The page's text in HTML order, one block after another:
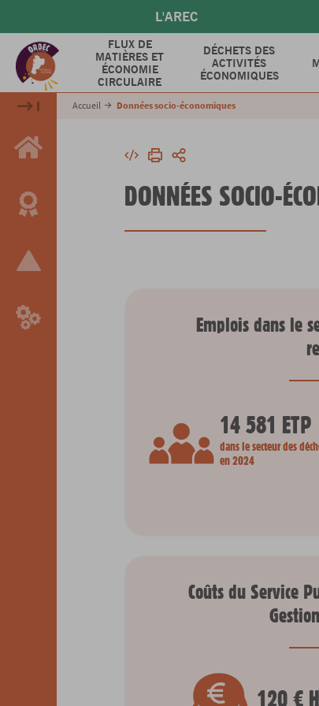
contenu
principal
L'AREC
FLUX DE
MATIÈRES ET
ÉCONOMIE
CIRCULAIRE
DÉCHETS DES
ACTIVITÉS
ÉCONOMIQUES
Accueil Données socio-économiques
IntégrerImprimerPartager
DONNÉES SOCIO-
Emplois dans le
14 581 ETP
dans le secteur des
en 2024
Coûts du Service
120 €